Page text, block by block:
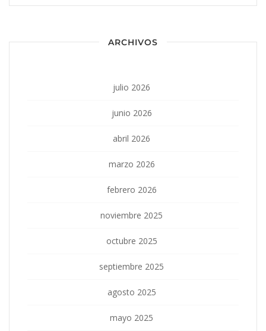
ARCHIVOS
julio 2026
junio 2026
abril 2026
marzo 2026
febrero 2026
noviembre 2025
octubre 2025
septiembre 2025
agosto 2025
mayo 2025